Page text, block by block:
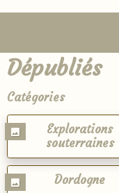
Dépubliés
Catégories
Explorations
souterraines
Dordogne